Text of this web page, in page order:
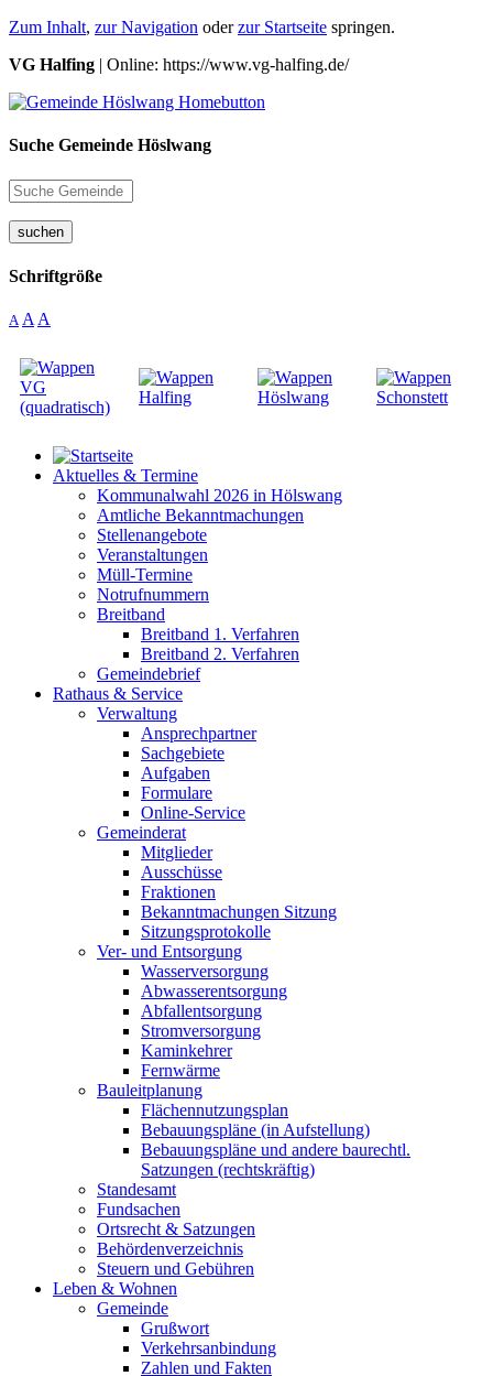
Zum Inhalt, zur Navigation oderzur Startseite springen.
VG Halfing | Online: https://www.vg-halfing.de/
Suche Gemeinde Höslwang
suchen
Schriftgröße
A A A
Aktuelles & Termine
Kommunalwahl 2026 in Hölswang
Amtliche Bekanntmachungen
Stellenangebote
Veranstaltungen
Müll-Termine
Notrufnummern
Breitband
Breitband 1. Verfahren
Breitband 2. Verfahren
Gemeindebrief
Rathaus & Service
Verwaltung
Ansprechpartner
Sachgebiete
Aufgaben
Formulare
Online-Service
Gemeinderat
Mitglieder
Ausschüsse
Fraktionen
Bekanntmachungen Sitzung
Sitzungsprotokolle
Ver- und Entsorgung
Wasserversorgung
Abwasserentsorgung
Abfallentsorgung
Stromversorgung
Kaminkehrer
Fernwärme
Bauleitplanung
Flächennutzungsplan
Bebauungspläne (in Aufstellung)
Bebauungspläne und andere baurechtl.
Satzungen (rechtskräftig)
Standesamt
Fundsachen
Ortsrecht & Satzungen
Behördenverzeichnis
Steuern und Gebühren
Leben & Wohnen
Gemeinde
Grußwort
Verkehrsanbindung
Zahlen und Fakten